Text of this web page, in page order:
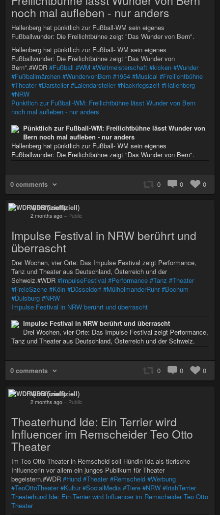
noch mal aufleben - nur anders
Hallenberg hat pünktlich zur Fußball-WM sein eigenes
Fußballwunder: Die Freilichtbühne zeigt "Das Wunder von Bern".
Hallenberg hat pünktlich zur Fußball- WM sein eigenes
Fußballwunder: Die Freilichtbühne zeigt "Das Wunder von
Bern".#WDR #Fußball #WM #Weltmeisterschaft #kicken #Wunder
#Fußballmärchen #WundervonBern #1954 #Musical #Freilichtbühne
#Theater #Darsteller #Laiendarsteller #Nackriegszeit #Hallenberg
#NRW
Pünktlich zur Fußball-WM: Freilichtbühne lässt Wunder von Bern
noch mal aufleben - nur anders
Pünktlich zur Fußball-WM: Freilichtbühne lässt Wunder von
Bern noch mal aufleben - nur anders
Hallenberg hat pünktlich zur Fußball- WM sein eigenes
Fußballwunder: Die Freilichtbühne zeigt "Das Wunder von Bern".
0 comments 0 0 0
WDR (inoffiziell)
2 months ago – Public
Impulse Festival in NRW berührt und
überrascht
Drei Wochen, vier Orte: Das Impulse Festival zeigt Performance,
Tanz und Theater aus Deutschland, Österreich und der
Schweiz.#WDR #ImpulseFestival #Performance #Tanz #Theater
#FreieSzene #Köln #Düsseldorf #MülheimanderRuhr #Bochum
#Duisburg #NRW
Impulse Festival in NRW berührt und überrascht
Impulse Festival in NRW berührt und überrascht
Drei Wochen, vier Orte: Das Impulse Festival zeigt Performance,
Tanz und Theater aus Deutschland, Österreich und der Schweiz.
0 comments 0 0 0
WDR (inoffiziell)
2 months ago – Public
Theaterhund Ide: Ein Terrier wird
Influencer im Remscheider Teo Otto
Theater
Im Teo Otto Theater in Remscheid soll Hündin Ida als tierische
Influencerin vor allem ein junges Publikum für Theater
begeistern.#WDR #Hund #Theater #Remscheid #Werbung
#TeoOttoTheater #Kultur #SocialMedia #Tiere #NRW #IrishTerrier
Theaterhund Ide: Ein Terrier wird Influencer im Remscheider Teo Otto
Theater